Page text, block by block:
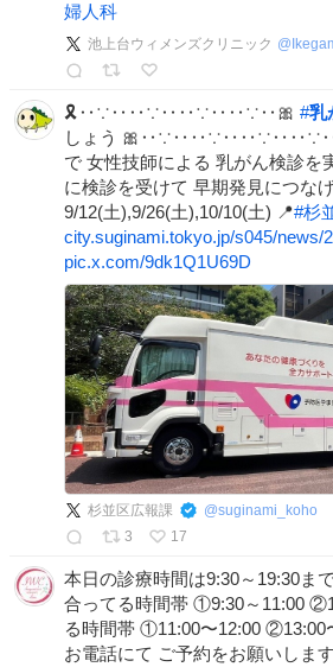
婦人科
池上台ウィメンズクリニック @
🎗‥∵‥‥∵‥‥∵‥‥∵‥🎀 #乳
しょう 🎀‥∵‥‥∵‥‥∵‥‥∵‥🎗
で 女性技師による 乳がん検診を
に検診を受けて 早期発見につな
9/12(土),9/26(土),10/10(土) 📍#杉
city.suginami.tokyo.jp/s045/news/
pic.x.com/9dk1Q1U69D
杉並区広報課 @suginami_koho
3
17
本日の診療時間は9:30～19:30ま
合ってる時間帯 ①9:30～11:00
る時間帯 ①11:00〜12:00 ②13:00
お電話にて ご予約をお願いしま